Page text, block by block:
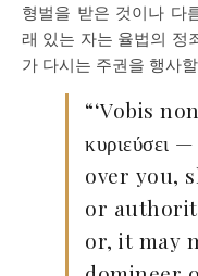
형벌을 받은 것이나 다
래 있는 자는 율법의 정
가 다시는 주권을 행사
“‘Vobis
κυριεύσει
over you,
or
or, it may